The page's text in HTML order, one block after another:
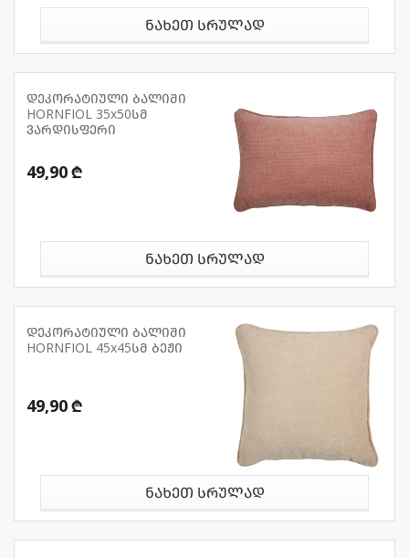
ნახეთ სრულად
დეკორატიული ბალიში
HORNFIOL 35x50სმ
ვარდისფერი
49,90 ₾
ნახეთ სრულად
დეკორატიული ბალიში
HORNFIOL 45x45სმ ბეჟი
49,90 ₾
ნახეთ სრულად